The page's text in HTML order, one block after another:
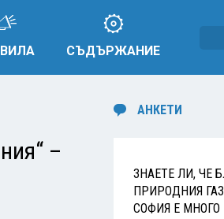
СЪДЪРЖАНИЕ
–
АНКЕТИ
ЗНАЕТЕ ЛИ, ЧЕ
ПРИРОДНИЯ
СОФИЯ Е МНОГО